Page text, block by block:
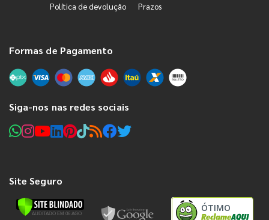
Política de devolução Prazos
Formas de Pagamento
Siga-nos nas redes sociais
Site Seguro
ÓTIMO